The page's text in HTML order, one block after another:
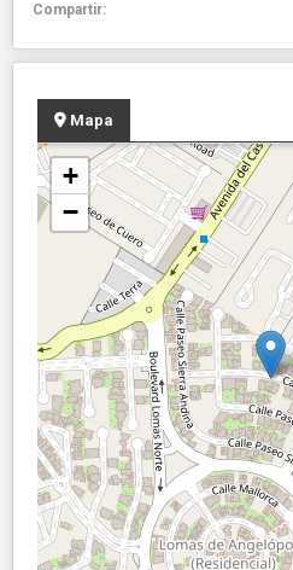
Compartir:
Mapa
+
−